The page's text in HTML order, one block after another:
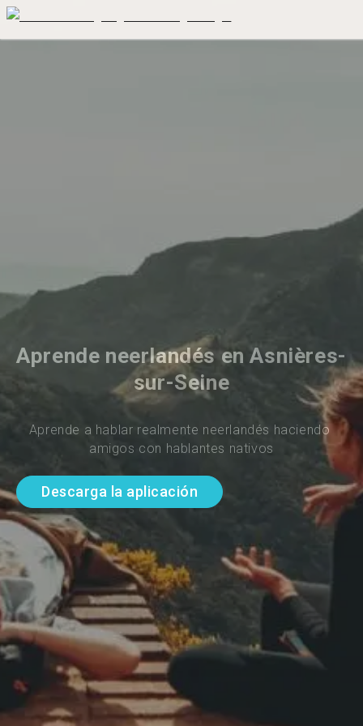
Aprende neerlandés en Asnières-
sur-Seine
Aprende a hablar realmente neerlandés haciendo
amigos con hablantes nativos
Descarga la aplicación